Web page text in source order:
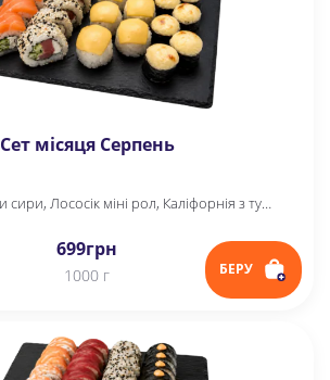
Сет місяця Серпень
Філадельфія, Три сири, Лососік міні рол, Каліфорнія з тунцем у кунжуті
699грн
1000 г БЕРУ